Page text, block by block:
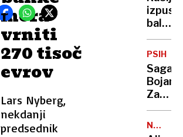
mora
vrniti
270 tisoč
evrov
Lars Nyberg,
nekdanji
predsednik
tudi
zaradi
40
evrov
na
12
Saga
Bojan
Zalar:
S